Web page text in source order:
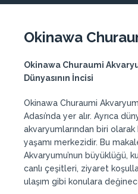
Okinawa
Okinawa Churaumi
Dünyasının İncisi
Okinawa Churaumi
Adası’nda yer alır. Ayrıca
akvaryumlarından biri
yaşamı merkezidir. Bu
Akvaryumu’nun büyüklüğü,
canlı çeşitleri, ziyaret
ulaşım gibi konulara